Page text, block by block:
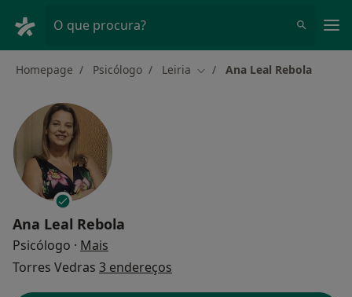
O que procura?
Homepage Psicólogo Leiria Mudar de cidade
Ana Leal Rebola
Ana Leal Rebola
Psicólogo · Mais
Torres Vedras 3 endereços